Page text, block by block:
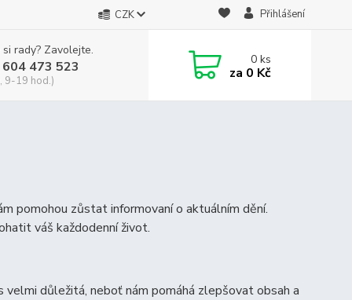
CZK Přihlášení
rady? Zavolejte.
473 523
9-19 hod.)
0ks
za 0 Kč
pomohou zůstat informovaní o aktuálním dění.
váš každodenní život.
velmi důležitá, neboť nám pomáhá zlepšovat obsah a